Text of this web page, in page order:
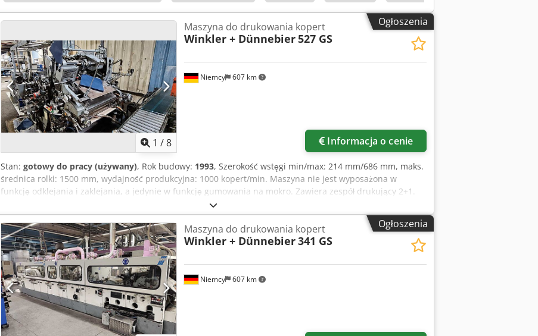
Ogłoszenia
1 /8
Niemcy 607 km
Maszyna do drukowania kopert
Winkler + Dünnebier527 GS
Informacja o cenie
Stan: gotowy do pracy (używany), Rok budowy: 1993, Szerokość wstęgi min/max: 214 mm/686 mm, maks.
średnica rolki: 1500 mm, wydajność produkcyjna: 1000 kopert/min. Maszyna nie jest wyposażona w
funkcję odklejania i zaklejania, a jedynie w funkcję gumowania na mokro. Zawiera zespół drukujący 2+1.
Maszyna może ciąć i dziurkować koperty z okienkami. Dostępna dokumentacja. Możliwa inspekcja na
miejscu. Codpfx Adsuqndieperf
Ogłoszenia
Niemcy 607 km
Maszyna do drukowania kopert
Winkler + Dünnebier341 GS